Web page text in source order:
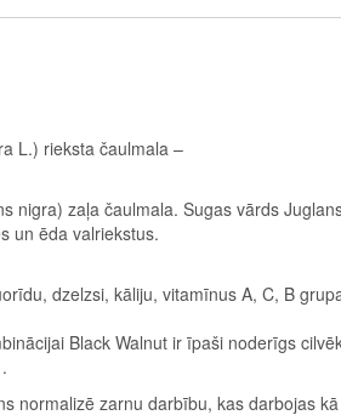
L.) rieksta čaulmala –
nigra) zaļa čaulmala. Sugas vārds
un ēda valriekstus.
dzelzsi, kāliju, vitamīnus A, C, B
Black Walnut ir īpaši noderīgs
normalizē zarnu darbību, kas darbojas